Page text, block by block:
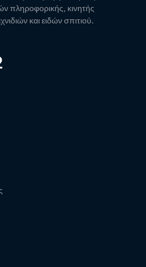
πληροφορικής, κινητής
και ειδών σπιτιού.